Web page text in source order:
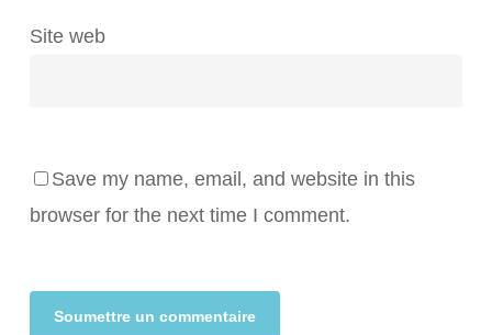
Site web
Save my name, email, and website in this
browser for the next time I comment.